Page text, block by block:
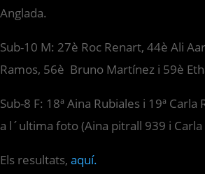
Anglada.
Sub-10 M: 27è Roc Renart, 44è Ali
Ramos, 56è Bruno Martínez i 59è
Sub-8 F: 18ª Aina Rubiales i 19ª
a l´ultima foto (Aina pitrall 939 i Carla
Els resultats, aquí.